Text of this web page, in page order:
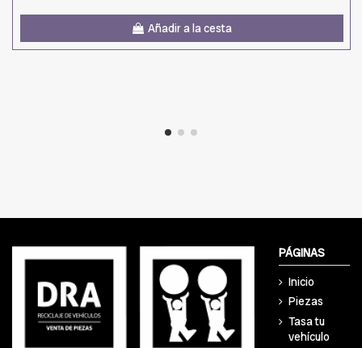
Añadir a la cesta
PÁGINAS
Inicio
Piezas
Tasa tu
vehículo